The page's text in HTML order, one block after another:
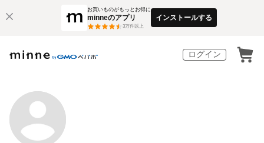
お買いものがもっとお得に
minneのアプリ
3万件以上
インストールする
ログイン